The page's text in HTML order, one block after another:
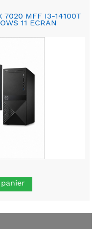
7020 MFF I3-14100T
11 ECRAN